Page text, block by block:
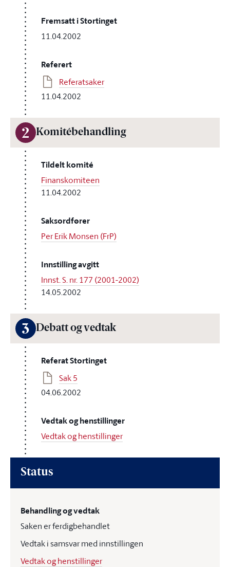
Fremsatt i Stortinget
11.04.2002
Referert
Referatsaker
11.04.2002
2 Komitébehandling
Tildelt komité
Finanskomiteen
11.04.2002
Saksordfører
Per Erik Monsen (FrP)
Innstilling avgitt
Innst. S. nr. 177 (2001-2002)
14.05.2002
3 Debatt og vedtak
Referat Stortinget
Sak 5
04.06.2002
Vedtak og henstillinger
Vedtak og henstillinger
Status
Behandling og vedtak
Saken er ferdigbehandlet
Vedtak i samsvar med innstillingen
Vedtak og henstillinger